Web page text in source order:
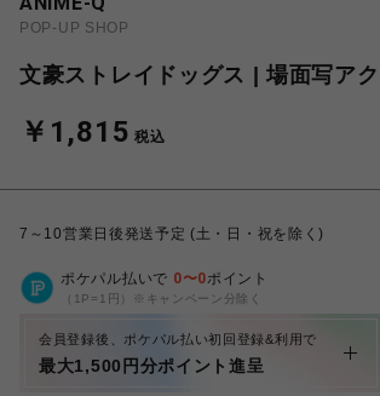
POP-UP SHOP
文豪ストレイドッグス | 場面写ア
￥1,815 税込
7～10営業日後発送予定 (土・日・祝を除く)
ポケパル払いで 0〜0ポイント
（1P=1円）※キャンペーン分除く
会員登録後、ポケパル払い初回登録&利用で
最大1,500円分ポイント進呈